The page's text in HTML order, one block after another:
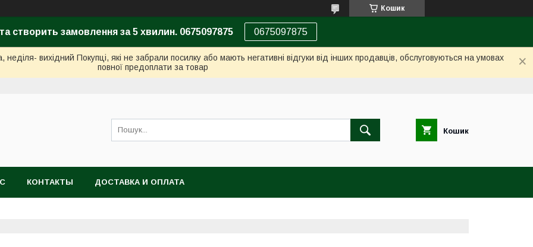
Кошик
створить замовлення за 5 хвилин. 0675097875 0675097875
вихідний Покупці, які не забрали посилку або мають негативні відгуки від інших продавців, обслуговуються на умовах
повної предоплати за товар
Кошик
КОНТАКТЫ ДОСТАВКА И ОПЛАТА